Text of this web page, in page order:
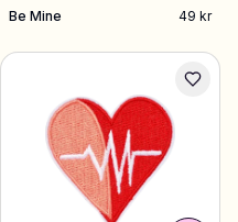
Be Mine 49 kr